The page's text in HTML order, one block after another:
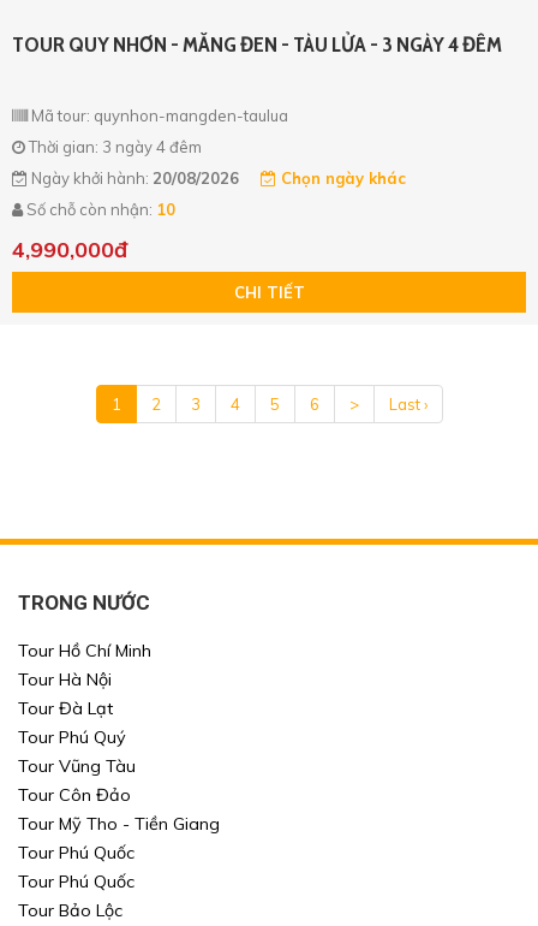
TOUR QUY NHƠN - MĂNG ĐEN - TÀU LỬA - 3 NGÀY 4 ĐÊM
Mã tour: quynhon-mangden-taulua
Thời gian: 3 ngày 4 đêm
Ngày khởi hành: 20/08/2026
Chọn ngày khác
Số chỗ còn nhận: 10
4,990,000đ
CHI TIẾT
1 2 3 4 5 6 > Last ›
TRONG NƯỚC
Tour Hồ Chí Minh
Tour Hà Nội
Tour Đà Lạt
Tour Phú Quý
Tour Vũng Tàu
Tour Côn Đảo
Tour Mỹ Tho - Tiền Giang
Tour Phú Quốc
Tour Phú Quốc
Tour Bảo Lộc